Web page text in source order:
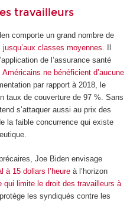
travailleurs
comporte un grand nombre de
classes moyennes. Il
de l’assurance santé
Américains ne bénéficient d’aucune
par rapport à 2018, le
taux de couverture de 97 %. Sans
s’attaquer aussi au prix des
la faible concurrence qui existe
Joe Biden envisage
à 15 dollars l’heureà l’horizon
qui limite le droit des travailleurs à
les syndiqués contre les